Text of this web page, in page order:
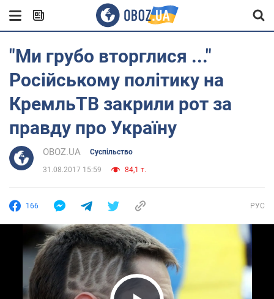
"Ми грубо вторглися ..."
Російському політику на
КремльТВ закрили рот за
правду про Україну
OBOZ.UA Суспільство
31.08.2017 15:59 84,1 т.
166 РУС